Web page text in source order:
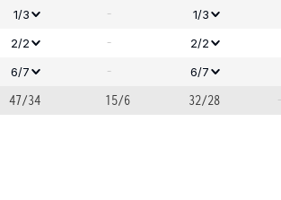
1/3 -
1/3
2/2 -
2/2
6/7 - 6/7
47/34 15/6 32/28